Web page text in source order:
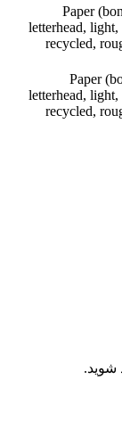
Paper
letterhead,
recycled,
Paper
letterhead,
recycled,
شوید.